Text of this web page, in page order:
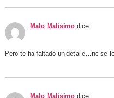
Malo Malísimo dice:
Pero te ha faltado un detalle…no se
Malo Malísimo dice: